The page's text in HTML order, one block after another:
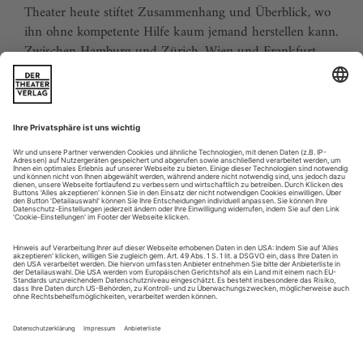
Theater heute stiftet Zusammenhang und Überblick, wo
ihn ohne kompetente Hilfe kaum jemand herstellen kann.
Zwischen Hamburg und Zürich, Wien und Frankfurt,
Jena und Aachen gibt es wie nirgends auf der Welt eine
dichte, vielfältige und produktive Theaterszene. Mit
Theater heute sind Sie jederzeit über die wichtigsten
Ereignisse informiert. Theater heute erscheint 12-mal im
Jahr mit einem Doppelheft im Juli und dem Jahrbuch im
August.
Sie erhalten Zugang zum Online-Archiv von Theater
heute und können sowohl das aktuelle ePaper als auch
das ePaper-Archiv über Ihren Account auf www.der-
theaterverlag.de einsehen. Zugang zur App auf Anfrage.
Das Abonnement hat eine Laufzeit von einem Monat und
verlängert sich jeweils um einen weiteren Monat, sofern
es nicht vom Kunden auf der Seite „Mein Konto/Meine
Bestellungen“ auf www.der-theaterverlag.de gekündigt